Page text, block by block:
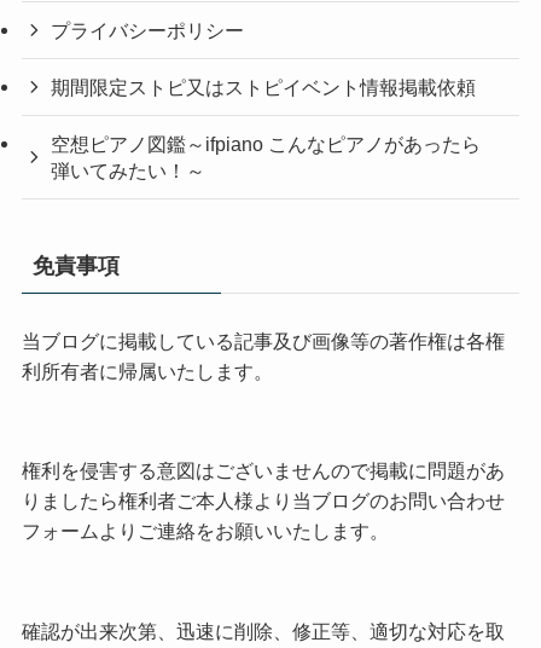
プライバシーポリシー
期間限定ストピ又はストピイベント情報掲載依頼
空想ピアノ図鑑～ifpiano こんなピアノがあったら
弾いてみたい！～
免責事項
当ブログに掲載している記事及び画像等の著作権は各権
利所有者に帰属いたします。
権利を侵害する意図はございませんので掲載に問題があ
りましたら権利者ご本人様より当ブログのお問い合わせ
フォームよりご連絡をお願いいたします。
確認が出来次第、迅速に削除、修正等、適切な対応を取